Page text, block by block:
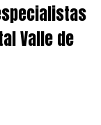
Valle de